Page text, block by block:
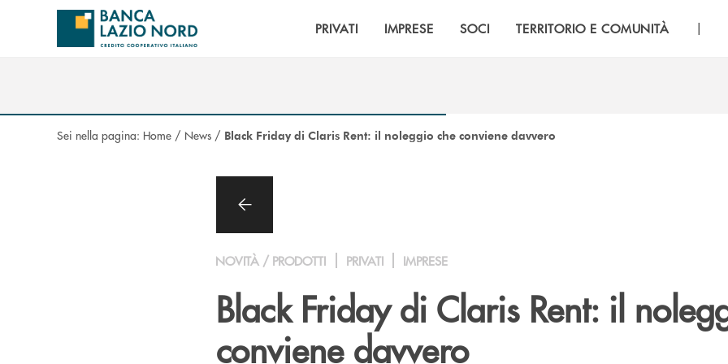
Salta al contenuto principale
PRIVATI IMPRESE SOCI TERRITORIO E COMUNITÀ |
Sei nella pagina: Home / News / Black Friday di Claris Rent: il noleggio che conviene davvero
NOVITÀ / PRODOTTI PRIVATI IMPRESE
Black Friday di Claris Rent: il
conviene davvero